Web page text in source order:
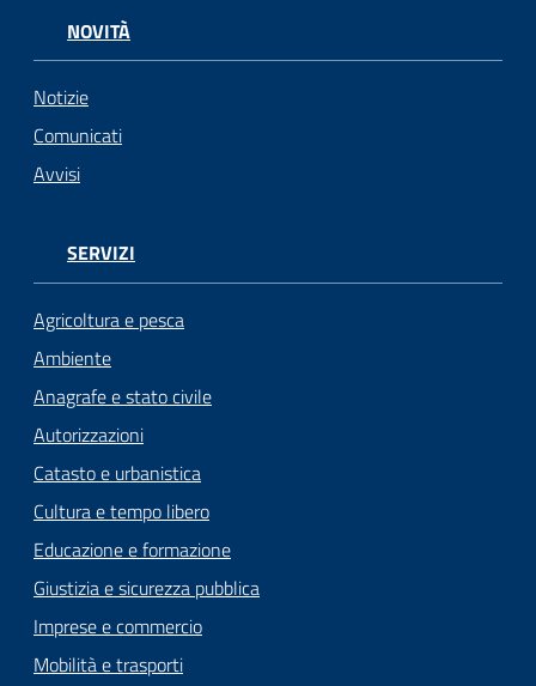
NOVITÀ
Notizie
Comunicati
Avvisi
SERVIZI
Agricoltura e pesca
Ambiente
Anagrafe e stato civile
Autorizzazioni
Catasto e urbanistica
Cultura e tempo libero
Educazione e formazione
Giustizia e sicurezza pubblica
Imprese e commercio
Mobilità e trasporti